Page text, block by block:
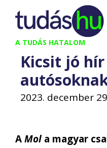
Kilépés
tartalomba
A TUDÁS HATALOM
Kicsit jó hír
2023. december
AMola magyar